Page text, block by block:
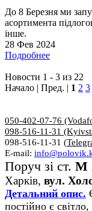
До 8 Березня ми
асортимента
інше.
28 Фев 2024
Подробнее
Новости 1 - 3 из 22
Начало | Пред. | 1 2 3
050-402-07-76
098-516-11-31
098-516-11-31 (
E-mail:
Поруч зі ст. М
Харків, вул.
Детальний опис.
постійно є